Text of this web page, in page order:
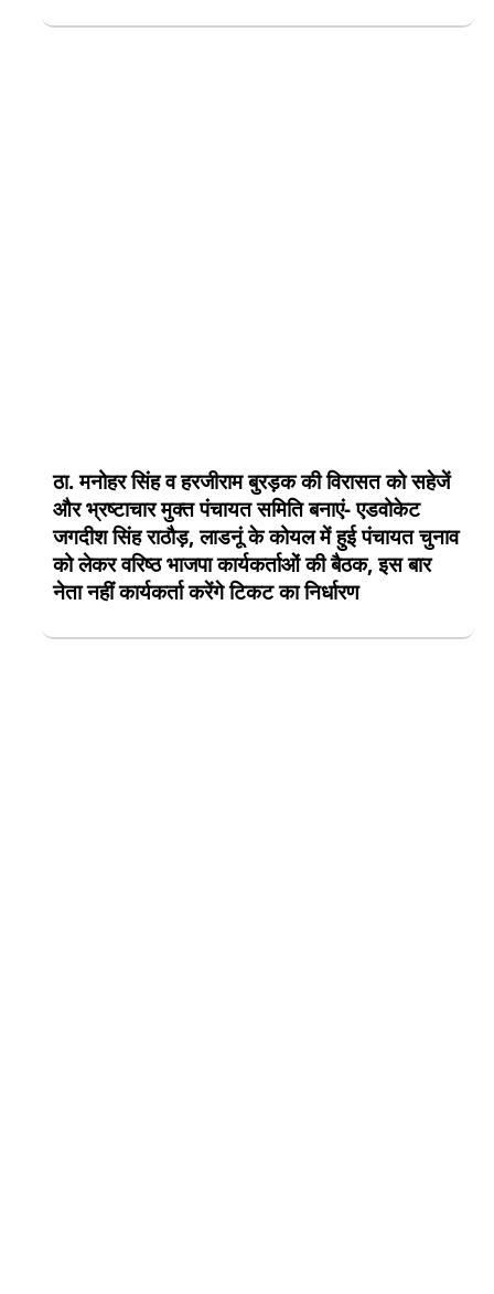
ठा. मनोहर सिंह व हरजीराम बुरड़क की विरासत को सहेजें
और भ्रष्टाचार मुक्त पंचायत समिति बनाएं- एडवोकेट
जगदीश सिंह राठौड़, लाडनूं के कोयल में हुई पंचायत चुनाव
को लेकर वरिष्ठ भाजपा कार्यकर्ताओं की बैठक, इस बार
नेता नहीं कार्यकर्ता करेंगे टिकट का निर्धारण